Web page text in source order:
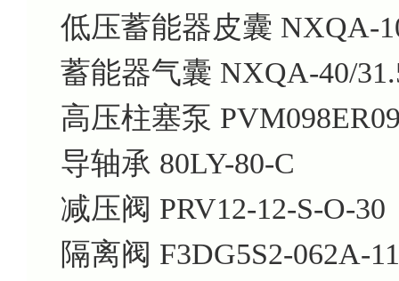
低压蓄能器皮囊 NXQA-
蓄能器气囊 NXQA-40/
高压柱塞泵
导轴承 80LY-80-C
减压阀 PRV12-12-S-O-30
隔离阀 F3DG5S2-062A-